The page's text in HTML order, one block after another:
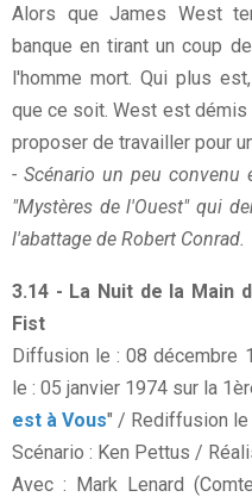
Alors que James West
banque en tirant un coup
l'homme mort. Qui plus
que ce soit. West est
proposer de travailler pour
- Scénario un peu convenu
"Mystères de l'Ouest" qui
l'abattage de Robert Conrad.
3.14 - La Nuit de la Main
Fist
Diffusion le : 08 décembre
le : 05 janvier 1974 sur la
est à Vous" / Rediffusion le
Scénario : Ken Pettus /
Avec : Mark Lenard